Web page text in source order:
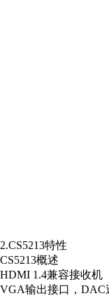
2.CS5213特性
CS5213概述
HDMI 1.4兼容接收机
VGA输出接口， DAC